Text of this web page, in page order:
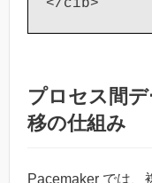
プロセス間
移の仕組み
Pacemaker では、